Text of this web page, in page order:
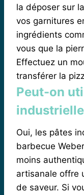
la déposer sur
vos garnitures
ingrédients
vous que la
Effectuez un
transférer la
Peut-on
Oui, les pâtes
barbecue
moins
artisanale offre
de saveur. Si